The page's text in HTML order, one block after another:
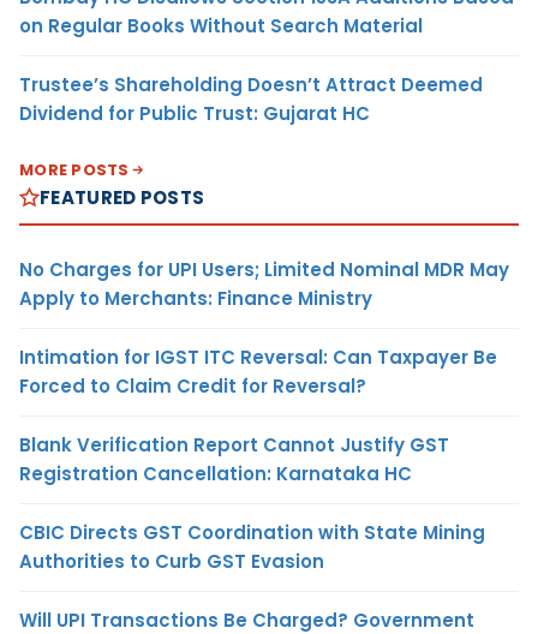
on Regular Books Without Search Material
Trustee’s Shareholding Doesn’t Attract Deemed
Dividend for Public Trust: Gujarat HC
MORE POSTS
FEATURED POSTS
No Charges for UPI Users; Limited Nominal MDR May
Apply to Merchants: Finance Ministry
Intimation for IGST ITC Reversal: Can Taxpayer Be
Forced to Claim Credit for Reversal?
Blank Verification Report Cannot Justify GST
Registration Cancellation: Karnataka HC
CBIC Directs GST Coordination with State Mining
Authorities to Curb GST Evasion
Will UPI Transactions Be Charged? Government